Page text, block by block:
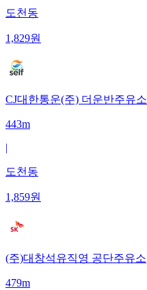
도천동
1,829원
CJ대한통운(주) 더운반주유소
443m
|
도천동
1,859원
(주)대창석유직영 공단주유소
479m